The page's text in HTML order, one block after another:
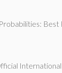
Best